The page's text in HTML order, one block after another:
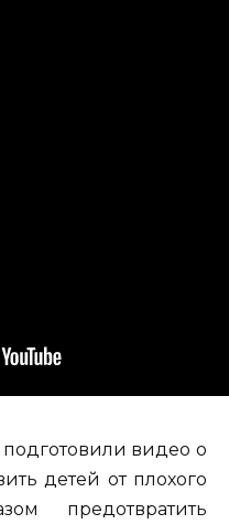
видео о
детей от плохого
предотвратить